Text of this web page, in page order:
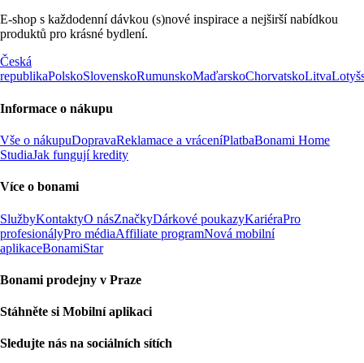
E-shop s každodenní dávkou (s)nové inspirace a nejširší nabídkou
produktů pro krásné bydlení.
Česká
republikaPolskoSlovenskoRumunskoMaďarskoChorvatskoLitva
Informace o nákupu
Vše o nákupuDopravaReklamace a vráceníPlatbaBonami Home
StudiaJak fungují kredity
Více o bonami
SlužbyKontaktyO násZnačkyDárkové poukazyKariéraPro
profesionályPro médiaAffiliate programNová mobilní
aplikaceBonamiStar
Bonami prodejny v Praze
Stáhněte si Mobilní aplikaci
Sledujte nás na sociálních sítích